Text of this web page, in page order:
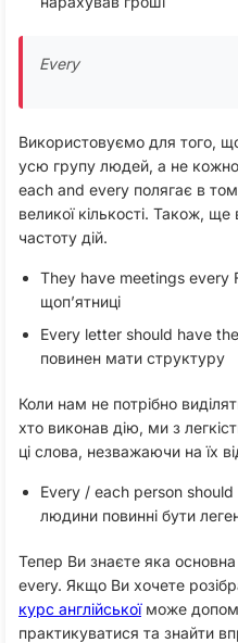
Every
Використовуємо для того,
усю групу людей, а не
each and every полягає в
великої кількості. Також,
частоту дій.
They have meetings every
щоп’ятниці
Every letter should have
повинен мати структуру
Коли нам не потрібно
хто виконав дію, ми з
ці слова, незважаючи на їх
Every / each person
людини повинні бути
Тепер Ви знаєте яка основна
every. Якщо Ви хочете
курс англійськоїможе
практикуватися та знайти